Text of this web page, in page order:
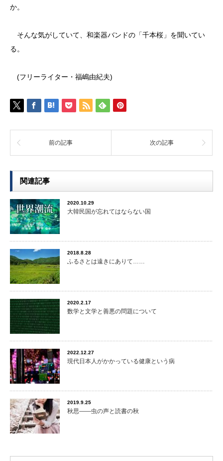
か。
そんな気がしていて、和楽器バンドの「千本桜」を聞いてい
る。
(フリーライター・福嶋由紀夫)
前の記事 次の記事
関連記事
2020.10.29
大韓民国が忘れてはならない国
2018.8.28
ふるさとは遠きにありて……
2020.2.17
数学と文学と善悪の問題について
2022.12.27
現代日本人がかかっている健康という病
2019.9.25
秋思――虫の声と読書の秋